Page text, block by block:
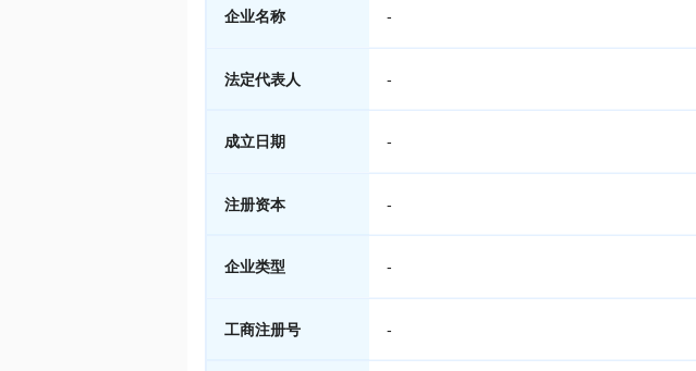
企业名称 -
法定代表人 -
成立日期 -
注册资本 -
企业类型 -
工商注册号 -